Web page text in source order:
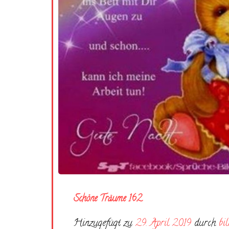
Schöne Träume 162
Hinzugefügt zu29. April 2019 durch